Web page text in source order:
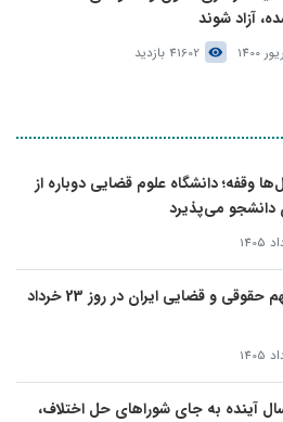
آزاد شوند
41602 بازدید
وقفه؛ دانشگاه علوم قضایی دوباره از
دانشجو می‌پذیرد
تحولات مهم حقوقی و قضایی ایران در روز 23 خرداد
سال آینده به جای شوراهای حل اختلاف،